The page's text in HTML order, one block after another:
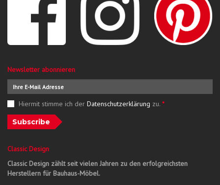
Newsletter abonnieren
Hiermit stimme ich der Datenschutzerklärung zu. *
Subscribe
Classic Design
Classic Design zählt seit vielen Jahren zu den erfolgreichsten
Herstellern für Bauhaus-Möbel.